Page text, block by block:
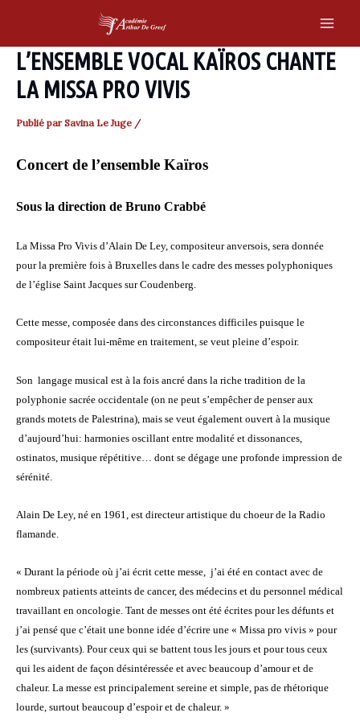
content
L’ENSEMBLE VOCAL KAÏROS CHANTE
LA MISSA PRO VIVIS
Publié par Savina Le Juge /
Concert de l’ensemble Kaïros
Sous la direction de Bruno Crabbé
La Missa Pro Vivis d’Alain De Ley, compositeur anversois, sera donnée
pour la première fois à Bruxelles dans le cadre des messes polyphoniques
de l’église Saint Jacques sur Coudenberg.
Cette messe, composée dans des circonstances difficiles puisque le
compositeur était lui-même en traitement, se veut pleine d’espoir.
Son langage musical est à la fois ancré dans la riche tradition de la
polyphonie sacrée occidentale (on ne peut s’empêcher de penser aux
grands motets de Palestrina), mais se veut également ouvert à la musique
d’aujourd’hui: harmonies oscillant entre modalité et dissonances,
ostinatos, musique répétitive… dont se dégage une profonde impression de
sérénité.
Alain De Ley, né en 1961, est directeur artistique du choeur de la Radio
flamande.
« Durant la période où j’ai écrit cette messe, j’ai été en contact avec de
nombreux patients atteints de cancer, des médecins et du personnel médical
travaillant en oncologie. Tant de messes ont été écrites pour les défunts et
j’ai pensé que c’était une bonne idée d’écrire une « Missa pro vivis » pour
les (survivants). Pour ceux qui se battent tous les jours et pour tous ceux
qui les aident de façon désintéressée et avec beaucoup d’amour et de
chaleur. La messe est principalement sereine et simple, pas de rhétorique
lourde, surtout beaucoup d’espoir et de chaleur. »